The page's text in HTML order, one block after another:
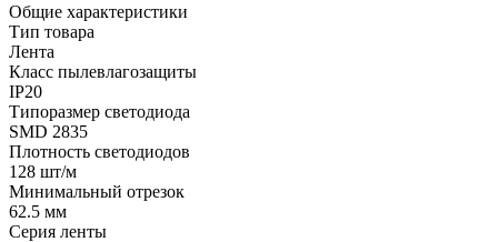
Общие характеристики
Тип товара
Лента
Класс пылевлагозащиты
IP20
Типоразмер светодиода
SMD 2835
Плотность светодиодов
128 шт/м
Минимальный отрезок
62.5 мм
Серия ленты